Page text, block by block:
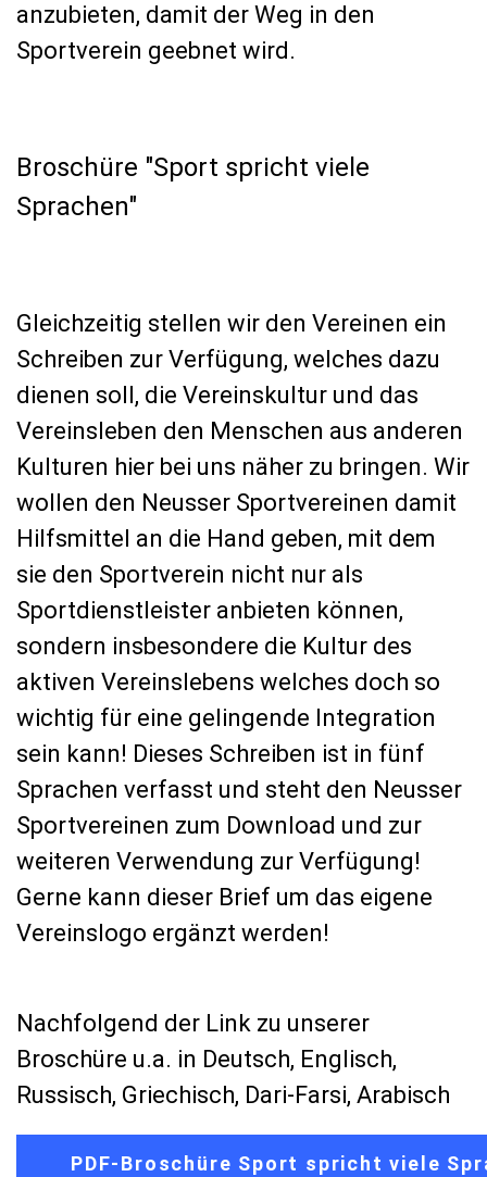
anzubieten, damit der Weg in den
Sportverein geebnet wird.
Broschüre "Sport spricht viele
Sprachen"
Gleichzeitig stellen wir den Vereinen ein
Schreiben zur Verfügung, welches dazu
dienen soll, die Vereinskultur und das
Vereinsleben den Menschen aus anderen
Kulturen hier bei uns näher zu bringen. Wir
wollen den Neusser Sportvereinen damit
Hilfsmittel an die Hand geben, mit dem
sie den Sportverein nicht nur als
Sportdienstleister anbieten können,
sondern insbesondere die Kultur des
aktiven Vereinslebens welches doch so
wichtig für eine gelingende Integration
sein kann! Dieses Schreiben ist in fünf
Sprachen verfasst und steht den Neusser
Sportvereinen zum Download und zur
weiteren Verwendung zur Verfügung!
Gerne kann dieser Brief um das eigene
Vereinslogo ergänzt werden!
Nachfolgend der Link zu unserer
Broschüre u.a. in Deutsch, Englisch,
Russisch, Griechisch, Dari-Farsi, Arabisch
PDF-Broschüre Sport spricht viele